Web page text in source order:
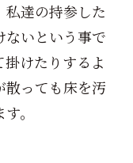
達の持参した
ないという事で
けたりするよ
散っても床を汚
。